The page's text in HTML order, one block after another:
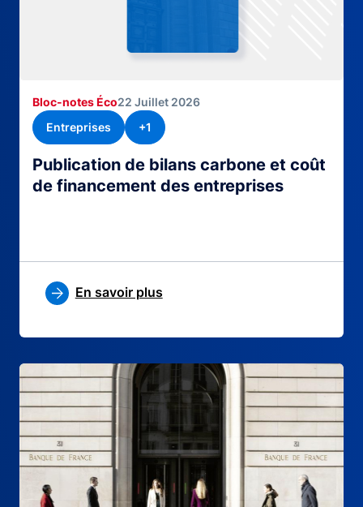
Publication de bilans carbone et coût
de financement des entreprises
Bloc-notes Éco22 Juillet 2026
Entreprises
+1
En savoir plus